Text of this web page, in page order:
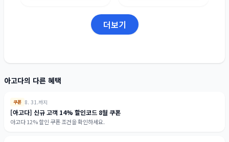
더보기
아고다의 다른 혜택
쿠폰 8. 31.까지
[아고다] 신규 고객 14% 할인코드 8월 쿠폰
아고다 12% 할인 쿠폰 조건을 확인하세요.